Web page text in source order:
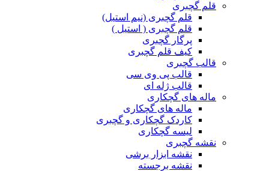
قلم گچبری
قلم گچبری (نیم استیل)
قلم گچبری ( استیل )
پرگار گچبری
کیف قلم گچبری
قالب گچبری
قالب پی وی سی
قالب ژله ای
ماله های گچکاری
ماله های گچکاری
کاردک گچکاری و گچبری
لیسه گچکاری
نقشه گچبری
نقشه ابزار برشی
نقشه برجسته